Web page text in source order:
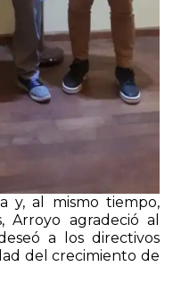
y, al mismo tiempo,
Arroyo agradeció al
a los directivos
del crecimiento de